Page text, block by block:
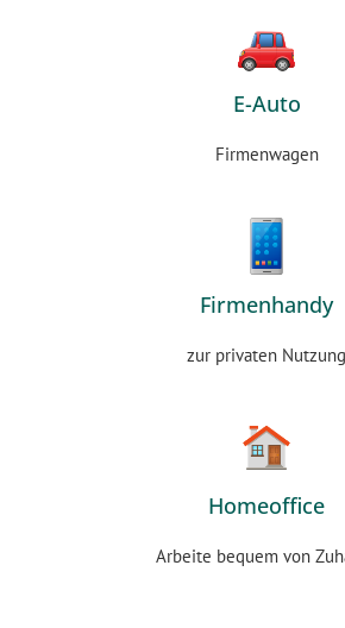
E-Auto
Firmenwagen
Firmenhandy
zur privaten Nutzung
Homeoffice
Arbeite bequem von